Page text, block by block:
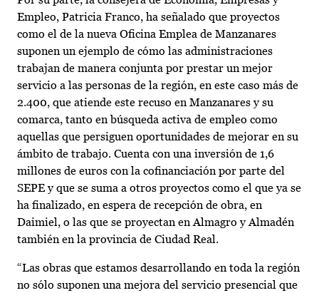
Empleo, Patricia Franco, ha señalado que proyectos
como el de la nueva Oficina Emplea de Manzanares
suponen un ejemplo de cómo las administraciones
trabajan de manera conjunta por prestar un mejor
servicio a las personas de la región, en este caso más de
2.400, que atiende este recuso en Manzanares y su
comarca, tanto en búsqueda activa de empleo como
aquellas que persiguen oportunidades de mejorar en su
ámbito de trabajo. Cuenta con una inversión de 1,6
millones de euros con la cofinanciación por parte del
SEPE y que se suma a otros proyectos como el que ya se
ha finalizado, en espera de recepción de obra, en
Daimiel, o las que se proyectan en Almagro y Almadén
también en la provincia de Ciudad Real.
“Las obras que estamos desarrollando en toda la región
no sólo suponen una mejora del servicio presencial que